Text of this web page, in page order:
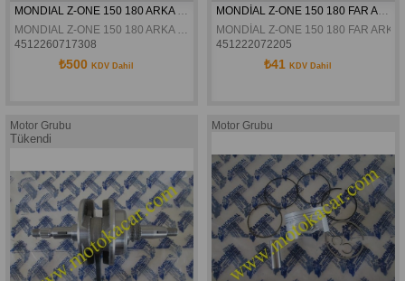
MONDIAL Z-ONE 150 180 ARKA STOP KOMPLE ORJINAL
MONDIAL Z-ONE 150 180 ARKA STOP KOMPLE ORJINAL
4512260717308
₺500 KDV Dahil
MONDİAL Z-ONE 150 180 FAR ARKA KORUYUCU KAPAK ORJİNAL
MONDİAL Z-ONE 150 180 FAR
451222072205
₺41 KDV Dahil
Motor Grubu
Tükendi
Motor Grubu